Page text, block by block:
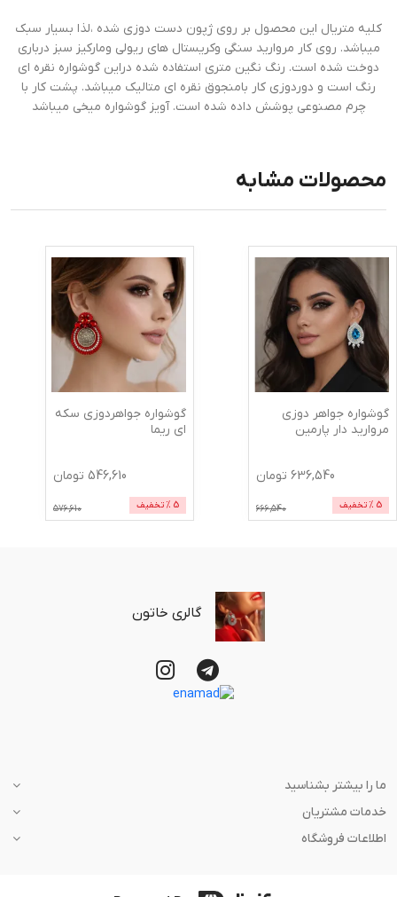
کلیه متریال این محصول بر روی ژپون دست دوزی شده ،لذا بسیار سبک
میباشد. روی کار مروارید سنگی وکریستال های ریولی ومارکیز سبز درباری
دوخت شده است. رنگ نگین متری استفاده شده دراین گوشواره نقره ای
رنگ است و دوردوزی کار بامنجوق نقره ای متالیک میباشد. پشت کار با
چرم مصنوعی پوشش داده شده است. آویز گوشواره میخی میباشد
محصولات مشابه
گوشواره جواهر دوزی
مروارید دار پارمین
636,540 تومان
5 % تخفیف 666,540
گوشواره جواهردوزی سکه
ای ریما
546,610 تومان
5 % تخفیف 576,610
گالری خاتون
ما را بیشتر بشناسید
خدمات مشتریان
اطلاعات فروشگاه